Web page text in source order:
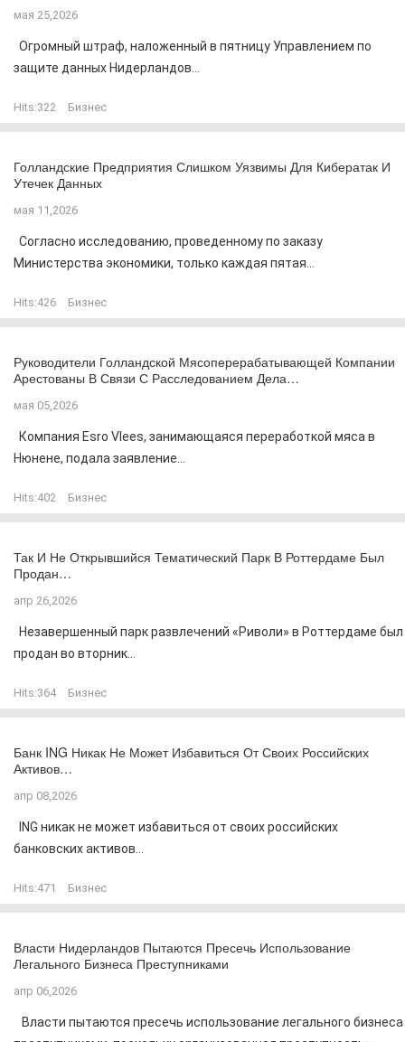
мая 25,2026
Огромный штраф, наложенный в пятницу Управлением по
защите данных Нидерландов...
Hits:322 Бизнес
Голландские Предприятия Слишком Уязвимы Для Кибератак И
Утечек Данных
мая 11,2026
Согласно исследованию, проведенному по заказу
Министерства экономики, только каждая пятая...
Hits:426 Бизнес
Руководители Голландской Мясоперерабатывающей Компании
Арестованы В Связи С Расследованием Дела…
мая 05,2026
Компания Esro Vlees, занимающаяся переработкой мяса в
Нюнене, подала заявление...
Hits:402 Бизнес
Так И Не Открывшийся Тематический Парк В Роттердаме Был
Продан…
апр 26,2026
Незавершенный парк развлечений «Риволи» в Роттердаме был
продан во вторник...
Hits:364 Бизнес
Банк ING Никак Не Может Избавиться От Своих Российских
Активов…
апр 08,2026
ING никак не может избавиться от своих российских
банковских активов...
Hits:471 Бизнес
Власти Нидерландов Пытаются Пресечь Использование
Легального Бизнеса Преступниками
апр 06,2026
Власти пытаются пресечь использование легального бизнеса